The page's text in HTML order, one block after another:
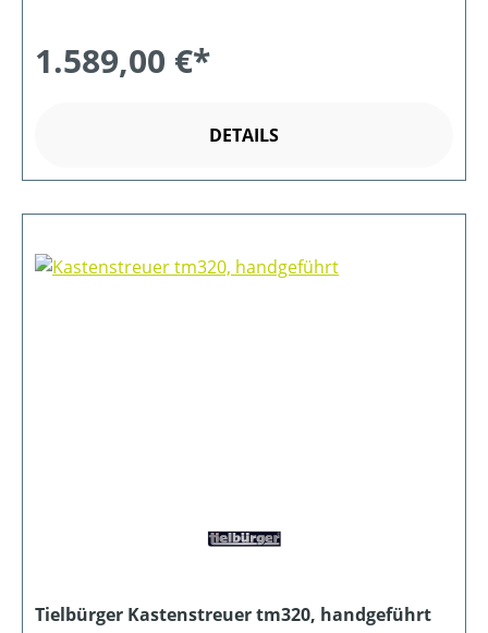
1.589,00 €*
DETAILS
Tielbürger Kastenstreuer tm320, handgeführt